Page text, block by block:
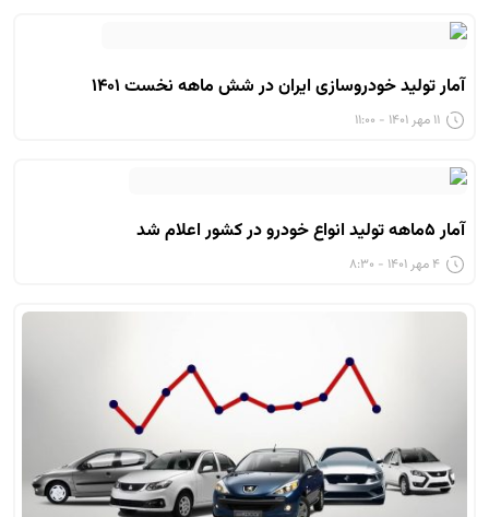
آمار تولید خودروسازی ایران در شش ماهه نخست ۱۴۰۱
۱۱ مهر ۱۴۰۱ - ۱۱:۰۰
آمار ۵ماهه تولید انواع خودرو در کشور اعلام شد
۴ مهر ۱۴۰۱ - ۸:۳۰